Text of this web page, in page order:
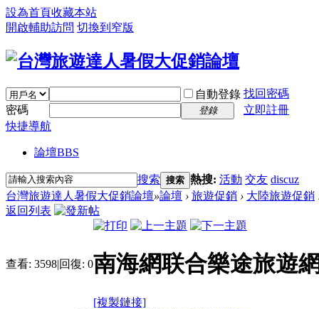
設為首頁收藏本站
開啟輔助訪問 切換到窄版
自動登錄 找回密碼
密碼
登錄
立即註冊
快捷導航
論壇BBS
搜索 搜索 熱搜: 活動 交友 discuz
台灣旅遊達人暑假大促銷論壇»論壇 › 旅遊促銷 › 大陸旅遊促銷
返回列表
查看: 3598|回復: 0南海網联合樂途旅遊
[複製鏈接]